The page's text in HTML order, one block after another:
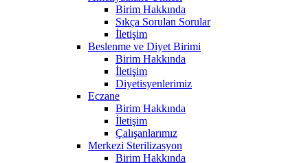
Birim Hakkında
Sıkça Sorulan Sorular
İletişim
Beslenme ve Diyet Birimi
Birim Hakkında
İletişim
Diyetisyenlerimiz
Eczane
Birim Hakkında
İletişim
Çalışanlarımız
Merkezi Sterilizasyon
Birim Hakkında